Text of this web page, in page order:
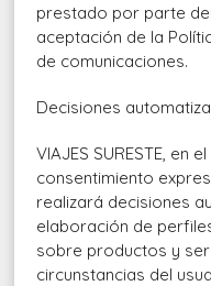
prestado por parte
aceptación de la
de comunicaciones.
Decisiones
VIAJES SURESTE, en
consentimiento
realizará decisiones
elaboración de
sobre productos y
circunstancias del